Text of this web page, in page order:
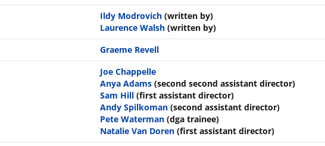
Ildy Modrovich (written by)
Laurence Walsh (written by)
Graeme Revell
Joe Chappelle
Anya Adams (second second assistant director)
Sam Hill (first assistant director)
Andy Spilkoman (second assistant director)
Pete Waterman (dga trainee)
Natalie Van Doren (first assistant director)